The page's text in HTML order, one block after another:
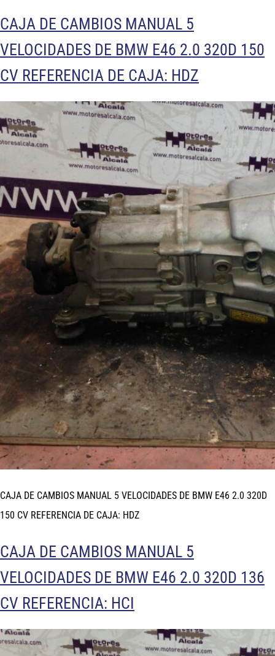
CAJA DE CAMBIOS MANUAL 5
VELOCIDADES DE BMW E46 2.0 320D 150
CV REFERENCIA DE CAJA: HDZ
CAJA DE CAMBIOS MANUAL 5 VELOCIDADES DE BMW E46 2.0 320D
150 CV REFERENCIA DE CAJA: HDZ
CAJA DE CAMBIOS MANUAL 5
VELOCIDADES DE BMW E46 2.0 320D 136
CV REFERENCIA: HCI